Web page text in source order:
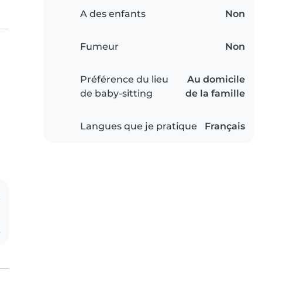
A des enfants Non
Fumeur Non
Préférence du lieu
de baby-sitting
Au domicile
de la famille
Langues que je pratique Français